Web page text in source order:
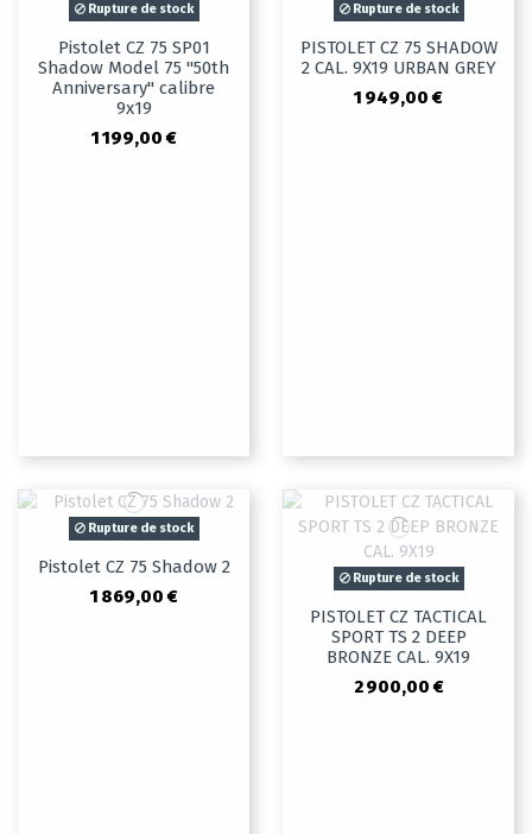
Rupture de stock
Pistolet CZ 75 SP01
Shadow Model 75 "50th
Anniversary" calibre
9x19
1 199,00 €
Rupture de stock
PISTOLET CZ 75 SHADOW
2 CAL. 9X19 URBAN GREY
1 949,00 €
Rupture de stock
Pistolet CZ 75 Shadow 2
1 869,00 €
Rupture de stock
PISTOLET CZ TACTICAL
SPORT TS 2 DEEP
BRONZE CAL. 9X19
2 900,00 €